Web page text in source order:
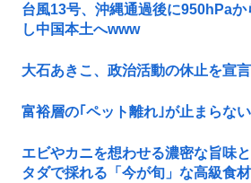
台風13号、沖縄通過後に950hPa
し中国本土へwww
大石あきこ、政治活動の休止を宣言
富裕層の｢ペット離れ｣が止まらない
エビやカニを想わせる濃密な旨味
タダで採れる「今が旬」な高級食